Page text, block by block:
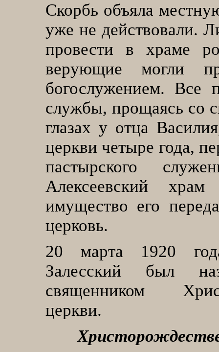
Скорбь объяла
уже не действовали.
провести в храме
верующие могли
богослужением. Все
службы, прощаясь со
глазах у отца
церкви четыре года,
пастырского
Алексеевский
имущество его
церковь.
20марта 1920
Залесский был
священником
церкви.